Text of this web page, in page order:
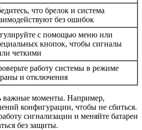
что брелок и система
без ошибок
с помощью меню или
кнопок, чтобы сигналы
четкими
работу системы в режиме
и отключения
важные моменты. Например,
конфигурации, чтобы не сбиться.
сигнализации и меняйте батареи
без защиты.